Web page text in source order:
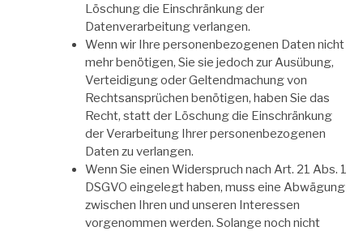
Löschung die Einschränkung der
Datenverarbeitung verlangen.
Wenn wir Ihre personenbezogenen Daten nicht
mehr benötigen, Sie sie jedoch zur Ausübung,
Verteidigung oder Geltendmachung von
Rechtsansprüchen benötigen, haben Sie das
Recht, statt der Löschung die Einschränkung
der Verarbeitung Ihrer personenbezogenen
Daten zu verlangen.
Wenn Sie einen Widerspruch nach Art. 21 Abs. 1
DSGVO eingelegt haben, muss eine Abwägung
zwischen Ihren und unseren Interessen
vorgenommen werden. Solange noch nicht